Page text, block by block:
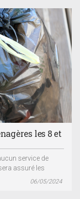
les 8 et
service de
assuré les
06/05/2024